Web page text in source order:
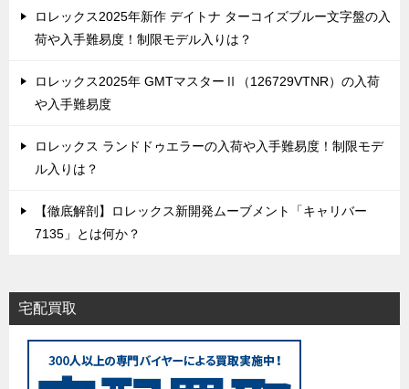
ロレックス2025年新作 デイトナ ターコイズブルー文字盤の入
荷や入手難易度！制限モデル入りは？
ロレックス2025年 GMTマスターⅡ（126729VTNR）の入荷
や入手難易度
ロレックス ランドドゥエラーの入荷や入手難易度！制限モデ
ル入りは？
【徹底解剖】ロレックス新開発ムーブメント「キャリバー
7135」とは何か？
宅配買取